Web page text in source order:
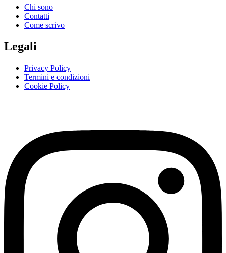
Chi sono
Contatti
Come scrivo
Legali
Privacy Policy
Termini e condizioni
Cookie Policy